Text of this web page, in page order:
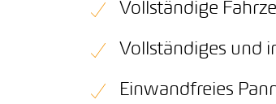
Vollständige
Vollständiges und
Einwandfreies